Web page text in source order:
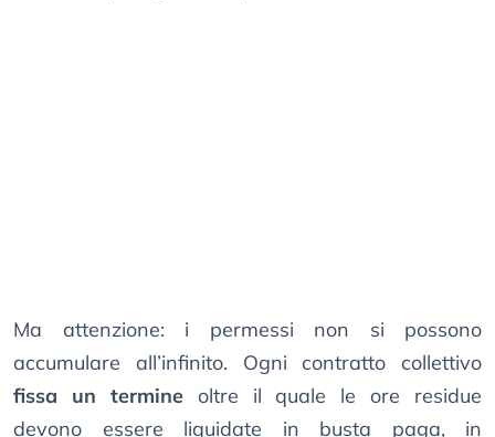
Ma attenzione: i permessi non si possono
accumulare all’infinito. Ogni contratto collettivo
fissa un termineoltre il quale le ore residue
devono essere liquidate in busta paga, in